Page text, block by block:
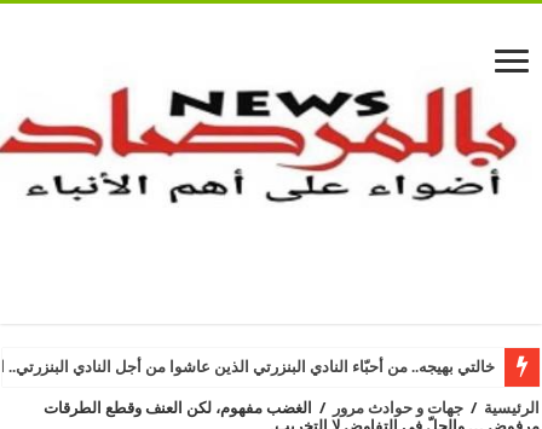
خالتي بهيجه.. من أحبّاء النادي البنزرتي الذين عاشوا من أجل النادي البنزرتي..
الرئيسية / جهات و حوادث مرور /
الغضب مفهوم، لكن العنف وقطع الطرقات